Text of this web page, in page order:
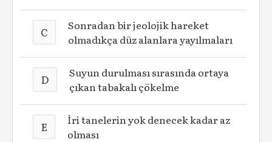
C
Sonradan bir jeolojik hareket
olmadıkça düz alanlara yayılmaları
D
Suyun durulması sırasında ortaya
çıkan tabakalı çökelme
E
İri tanelerin yok denecek kadar az
olması